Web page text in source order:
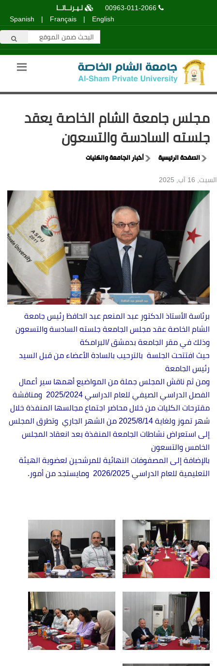
00963-011-2066
لـيـرنــاتــا
English
|
Français
|
Spanish
مجلس جامعة الشام الخاصة يعقد
جلسته السادسة والتسعون
الصفحة الرئيسية أخبار الجامعة والكليات
السبت, 16 آب, 2025
برئاسة الأستاذ الدكتور عبد المنعم عبد الحافظ رئيس جامعة
الشام الخاصة عقد مجلس الجامعة جلسته السادسة والتسعون
وذلك في مقر الجامعة بدمشق /البرامكة
حيث افتتحت الجلسة بالترحيب بالسادة الأعضاء من قبل السيد
رئيس الجامعة
ومن ثم ناقش المجلس جملة من المواضيع أهمها سير أعمال
الفصل الدراسي الصيفي للعام الدراسي 2025/2024 ومناقشة
مقترحات الكليات من خلال محاضر اجتماع مجالسها المنفذة خلال
شهر تموز ولغاية 2025/8/14 من الشهر الجاري وتطرق المجلس
إلى استعراض نشاطات الجامعة المنفذة بعد انعقاد المجلس
الخامس والتسعون
بالإضافة إلى المصفوفات النهائية للمرشحين لعضوية الهيئة
التعليمية للعام الدراسي 2026/2025 ومايستجد من أمور.